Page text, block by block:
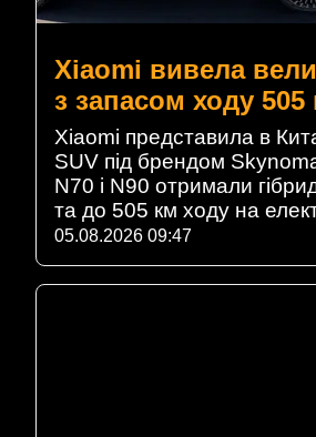
Xiaomi вивела
з запасом ходу 505
Xiaomi представила в
SUV під брендом
N70 і N90 отримали
та до 505 км ходу на
05.08.2026 09:47